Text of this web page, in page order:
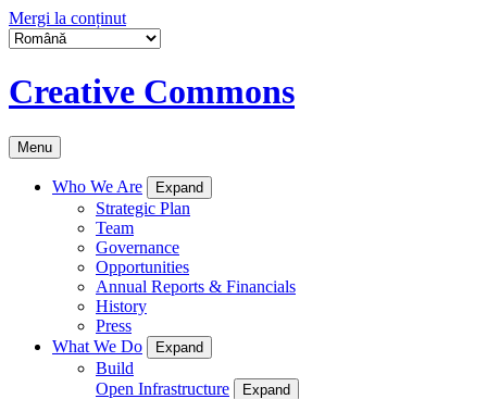
Mergi la conținut
Creative Commons
Menu
Who We Are Expand
Strategic Plan
Team
Governance
Opportunities
Annual Reports & Financials
History
Press
What We Do
Expand
Build
Open Infrastructure
Expand